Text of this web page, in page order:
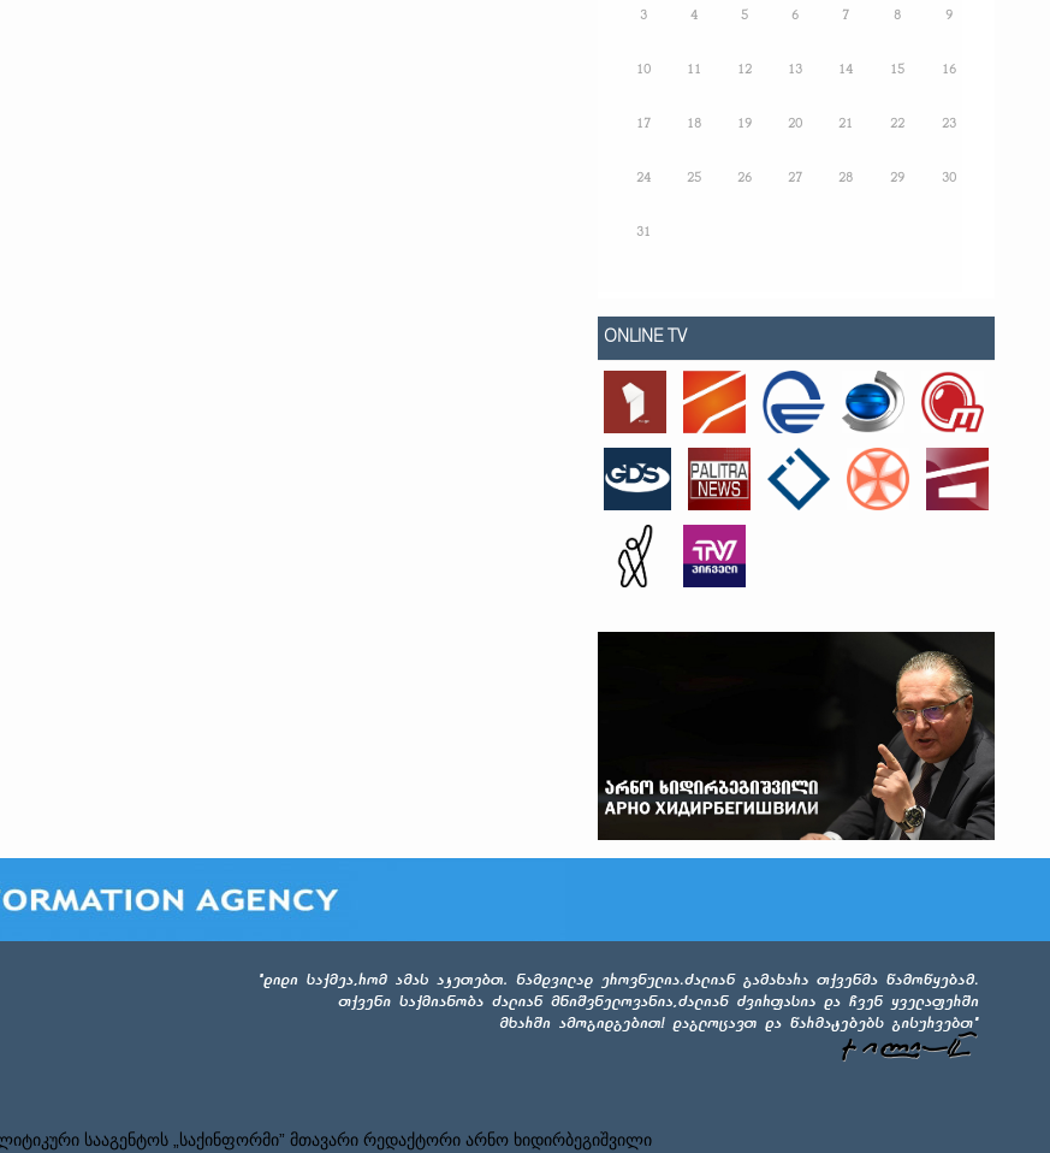
3 4 5 6 7 8 9
10 11 12 13 14 15 16
17 18 19 20 21 22 23
24 25 26 27 28 29 30
31
ONLINE TV
სააგენტოს „საქინფორმი” მთავარი რედაქტორი არნო ხიდირბეგიშვილი